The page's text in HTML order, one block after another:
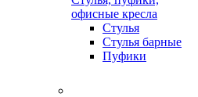
офисные кресла
Стулья
Стулья барные
Пуфики